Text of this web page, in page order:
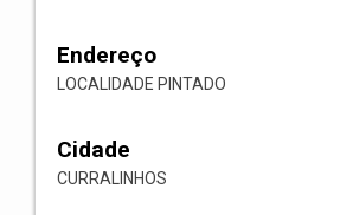
Endereço
LOCALIDADE PINTADO
Cidade
CURRALINHOS